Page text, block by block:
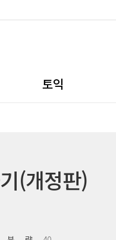
토익
실전서
토스/토라/오픽
(개정판)